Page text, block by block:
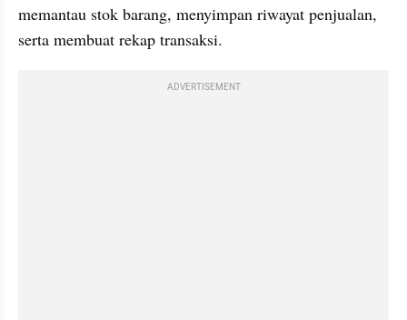
memantau stok barang, menyimpan riwayat penjualan,
serta membuat rekap transaksi.
ADVERTISEMENT